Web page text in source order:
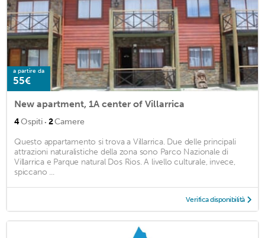
a partire da
55€
New apartment, 1A center of Villarrica
4Ospiti · 2Camere
Questo appartamento si trova a Villarrica. Due delle principali
attrazioni naturalistiche della zona sono Parco Nazionale di
Villarrica e Parque natural Dos Rios. A livello culturale, invece,
spiccano ...
Verifica disponibilità